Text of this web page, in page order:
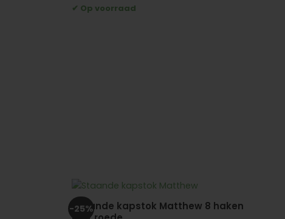
-25%
Staande kapstok Matthew 8 haken